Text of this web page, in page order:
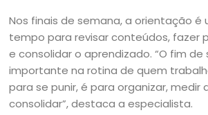
Nos finais de semana, a orientação é
tempo para revisar conteúdos, fazer
e consolidar o aprendizado. “O fim de
importante na rotina de quem
para se punir, é para organizar, medir
consolidar”, destaca a especialista.